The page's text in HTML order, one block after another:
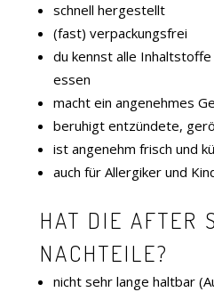
schnell hergestellt
(fast) verpackungsfrei
du kennst alle
essen
macht ein angenehmes
beruhigt entzündete,
ist angenehm frisch und
auch für Allergiker und
HAT DIE AFTER
NACHTEILE?
nicht sehr lange haltbar